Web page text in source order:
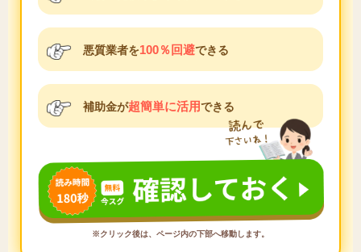
悪質業者を100％回避できる
補助金が超簡単に活用できる
※クリック後は、ページ内の下部へ移動します。